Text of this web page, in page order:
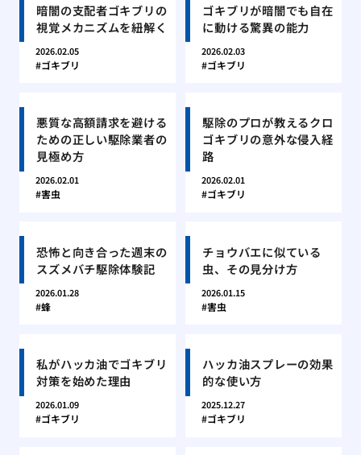
暗闇の支配者ゴキブリの
視覚メカニズムを紐解く
2026.02.05
ゴキブリ
ゴキブリが暗闇でも自在
に動ける驚異の能力
2026.02.03
ゴキブリ
悪質な高額請求を避ける
ための正しい駆除業者の
見極め方
2026.02.01
害虫
駆除のプロが教えるクロ
ゴキブリの意外な侵入経
路
2026.02.01
ゴキブリ
恐怖と向き合った週末の
スズメバチ駆除体験記
2026.01.28
蜂
チョウバエに似ている
虫、その見分け方
2026.01.15
害虫
私がハッカ油でゴキブリ
対策を始めた理由
2026.01.09
ゴキブリ
ハッカ油スプレーの効果
的な使い方
2025.12.27
ゴキブリ